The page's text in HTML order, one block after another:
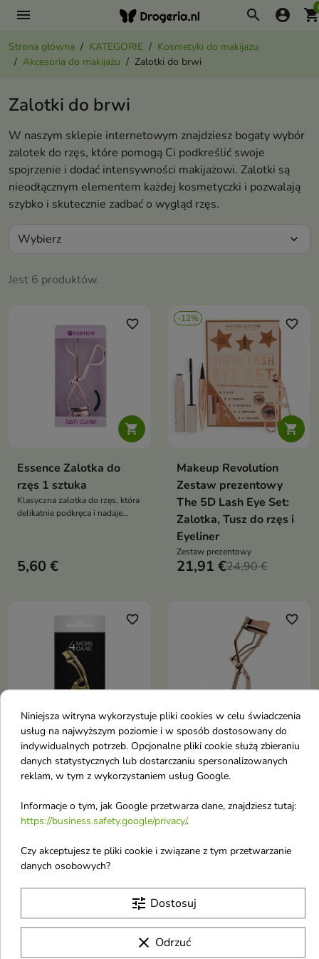
menu search account_circle
Strona główna KATEGORIE
Kosmetyki do makijażu
Akcesoria do makijażu
Zalotki do brwi
Zalotki do brwi
W naszym sklepie internetowym znajdziesz bogaty wybór
zalotek do rzęs, które pomogą Ci podkreślić swoje
spojrzenie i dodać intensywności makijażowi. Zalotki są
nieodłącznym elementem każdej kosmetyczki i pozwalają
szybko i skutecznie zadbać o wygląd rzęs.
Jest 6 produktów.
Wybierz expand_more

favorite_border
Essence Zalotka do
rzęs 1 sztuka
Klasyczna zalotka do rzęs, która
delikatnie podkręca i nadaje
codziennego makijażu oczu
5,60 €
-12%

favorite_border
Makeup Revolution
Zestaw prezentowy
The 5D Lash Eye Set:
Zalotka, Tusz do rzęs i
Eyeliner
Zestaw prezentowy
21,91 €24,90 €

favorite_border
More 4 Care Zalotka do
rzęs 1 sztuka
precyzji działania, ta zalotka jest
idealnym dodatkiem do
7,20 €
favorite_border
KillyS Zalotka do rzęs
Rose Gold 1 sztuka
4,30 €
Niniejsza witryna wykorzystuje pliki cookies w celu świadczenia
usług na najwyższym poziomie i w sposób dostosowany do
indywidualnych potrzeb. Opcjonalne pliki cookie służą zbieraniu
danych statystycznych lub dostarczaniu spersonalizowanych
reklam, w tym z wykorzystaniem usług Google.
Informacje o tym, jak Google przetwarza dane, znajdziesz tutaj:
https://business.safety.google/privacy/.
Czy akceptujesz te pliki cookie i związane z tym przetwarzanie
danych osobowych?
tune Dostosuj
clear Odrzuć